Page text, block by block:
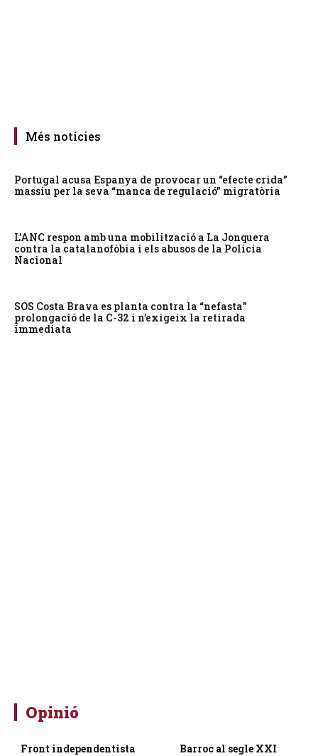
Més notícies
Portugal acusa Espanya de provocar un “efecte crida”
massiu per la seva “manca de regulació” migratòria
L’ANC respon amb una mobilització a La Jonquera
contra la catalanofòbia i els abusos de la Policia
Nacional
SOS Costa Brava es planta contra la “nefasta”
prolongació de la C-32 i n’exigeix la retirada
immediata
Opinió
Front independentista
Barroc al segle XXI